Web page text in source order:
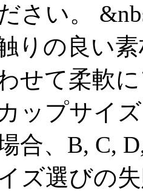
さい。
りの良い
せて柔軟
ップサイ
合、B, C,
ズ選びの